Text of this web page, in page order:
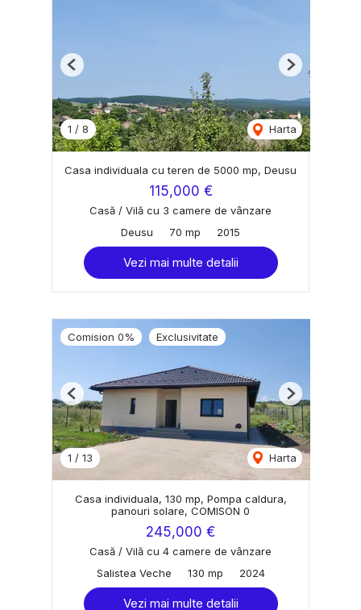
1 / 8 Harta
Previous Next
Casa individuala cu teren de 5000 mp, Deusu
115,000 €
Casă / Vilă cu 3 camere de vânzare
Deusu
70 mp 2015
Vezi mai multe detalii
Comision 0% Exclusivitate
1 / 13 Harta
Previous Next
Casa individuala, 130 mp, Pompa caldura,
panouri solare, COMISON 0
245,000 €
Casă / Vilă cu 4 camere de vânzare
Salistea Veche
130 mp 2024
Vezi mai multe detalii